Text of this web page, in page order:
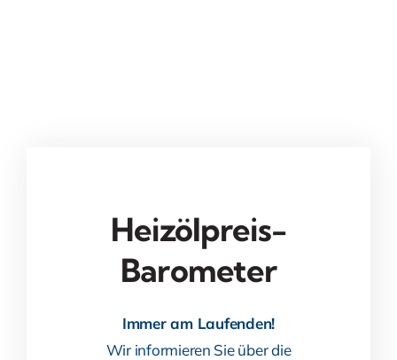
Heizölpreis-
Barometer
Immer am Laufenden!
Wir informieren Sie über die